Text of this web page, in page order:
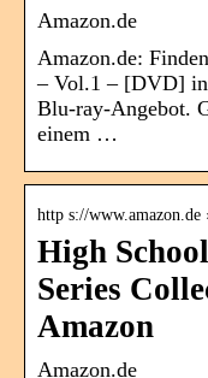
Amazon.de
Amazon.de:
– Vol.1 – [DVD]
Blu-ray-Angebot.
einem …
http s://
High
Series
Amazon
Amazon.de